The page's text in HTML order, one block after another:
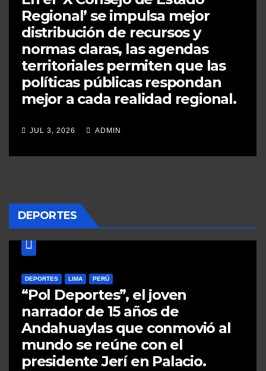
Regional’ se impulsa mejor
distribución de recursos y
normas claras, las agendas
territoriales permiten que las
políticas públicas respondan
mejor a cada realidad regional.
JUL 3, 2026 ADMIN
DEPORTES
DEPORTES LIMA PERÚ
“Pol Deportes”, el joven
narrador de 15 años de
Andahuaylas que conmovió al
mundo se reúne con el
presidente Jerí en Palacio.